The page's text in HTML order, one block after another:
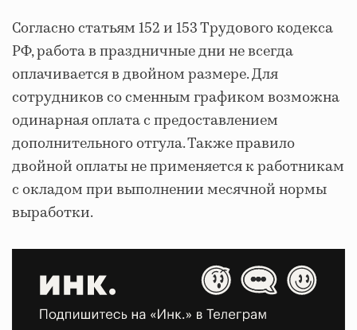
Согласно статьям 152 и 153 Трудового кодекса
РФ, работа в праздничные дни не всегда
оплачивается в двойном размере. Для
сотрудников со сменным графиком возможна
одинарная оплата с предоставлением
дополнительного отгула. Также правило
двойной оплаты не применяется к работникам
с окладом при выполнении месячной нормы
выработки.